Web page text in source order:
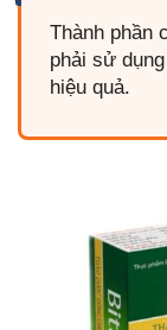
Thành phần
phải sử
hiệu quả.